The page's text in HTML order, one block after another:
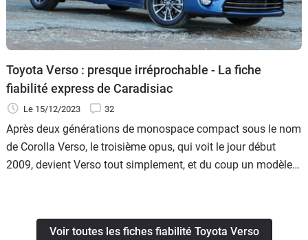
Toyota Verso : presque irréprochable - La fiche
fiabilité express de Caradisiac
Le 15/12/2023 32
Après deux générations de monospace compact sous le nom
de Corolla Verso, le troisième opus, qui voit le jour début
2009, devient Verso tout simplement, et du coup un modèle à
passagers arrière.
Voir toutes les fiches fiabilité Toyota Verso